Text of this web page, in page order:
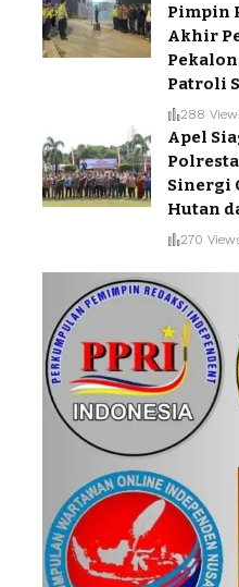
Pimpin
Akhir
Patroli
288
Apel
Sinergi
Hutan
270